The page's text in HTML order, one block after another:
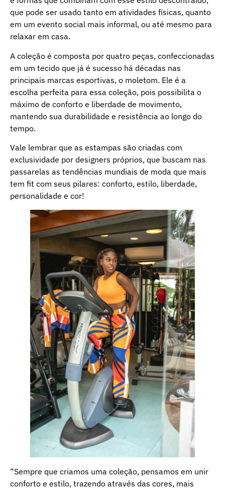
que pode ser usado tanto em atividades físicas, quanto
em um evento social mais informal, ou até mesmo para
relaxar em casa.
A coleção é composta por quatro peças, confeccionadas
em um tecido que já é sucesso há décadas nas
principais marcas esportivas, o moletom. Ele é a
escolha perfeita para essa coleção, pois possibilita o
máximo de conforto e liberdade de movimento,
mantendo sua durabilidade e resistência ao longo do
tempo.
Vale lembrar que as estampas são criadas com
exclusividade por designers próprios, que buscam nas
passarelas as tendências mundiais de moda que mais
tem fit com seus pilares: conforto, estilo, liberdade,
personalidade e cor!
“Sempre que criamos uma coleção, pensamos em unir
conforto e estilo, trazendo através das cores, mais